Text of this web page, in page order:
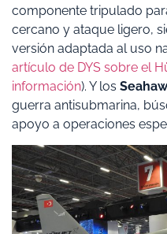
componente tripulado
cercano y ataque ligero,
versión adaptada al uso
artículo de DYS sobre el
información). Y los
guerra antisubmarina,
apoyo a operaciones